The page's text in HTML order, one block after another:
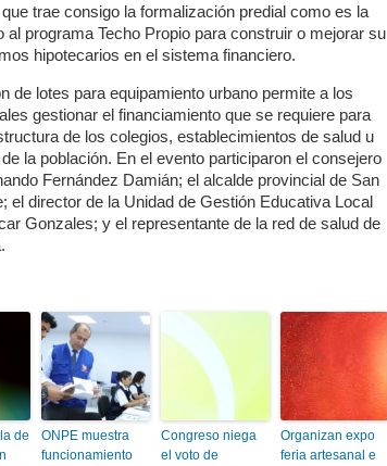
trae consigo la formalización predial como es la
programa Techo Propio para construir o mejorar su
hipotecarios en el sistema financiero.
de lotes para equipamiento urbano permite a los
gestionar el financiamiento que se requiere para
de los colegios, establecimientos de salud u
la población. En el evento participaron el consejero
Fernández Damián; el alcalde provincial de San
el director de la Unidad de Gestión Educativa Local
Gonzales; y el representante de la red de salud de
de
ONPE muestra
funcionamiento
Congreso niega
el voto de
Organizan expo
feria artesanal e